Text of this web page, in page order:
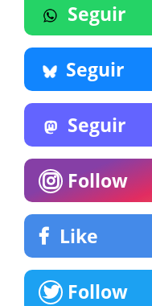
Seguir
Seguir
Seguir
Follow
Like
Follow